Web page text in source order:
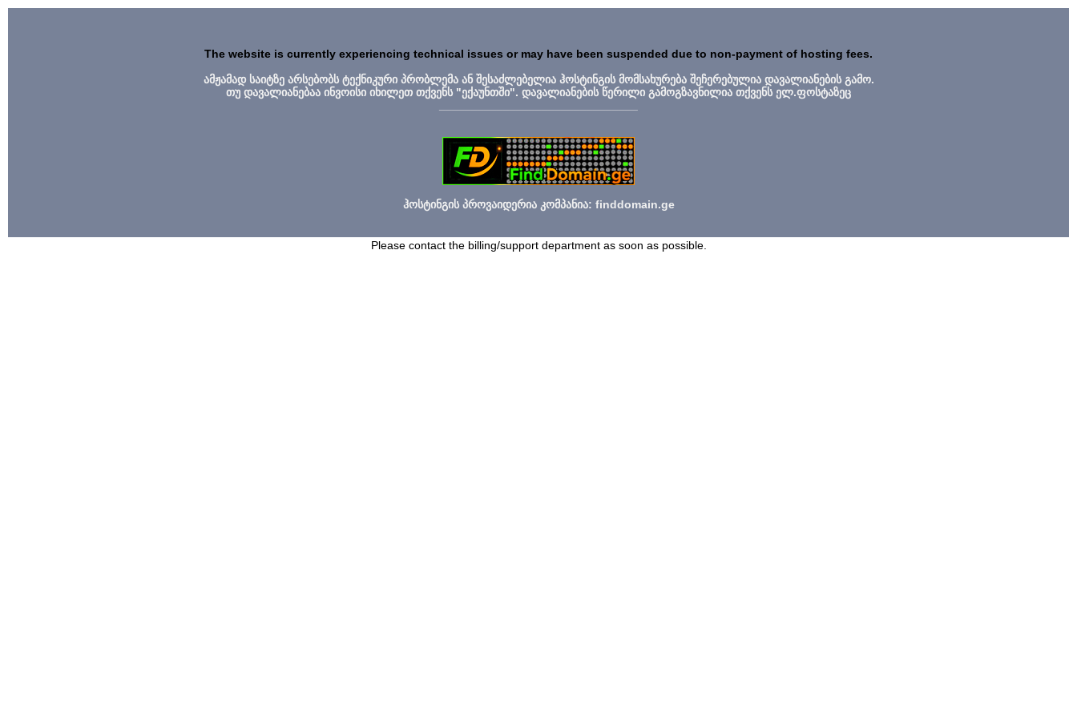
The website is currently experiencing technical issues or may have been suspended due to non-payment of hosting fees.
ამჟამად საიტზე არსებობს ტექნიკური პრობლემა ან შესაძლებელია ჰოსტინგის მომსახურება შეჩერებულია დავალიანების გამო.
თუ დავალიანებაა ინვოისი იხილეთ თქვენს "ექაუნთში". დავალიანების წერილი გამოგზავნილია თქვენს ელ.ფოსტაზეც
ჰოსტინგის პროვაიდერია კომპანია: finddomain.ge
Please contact the billing/support department as soon as possible.